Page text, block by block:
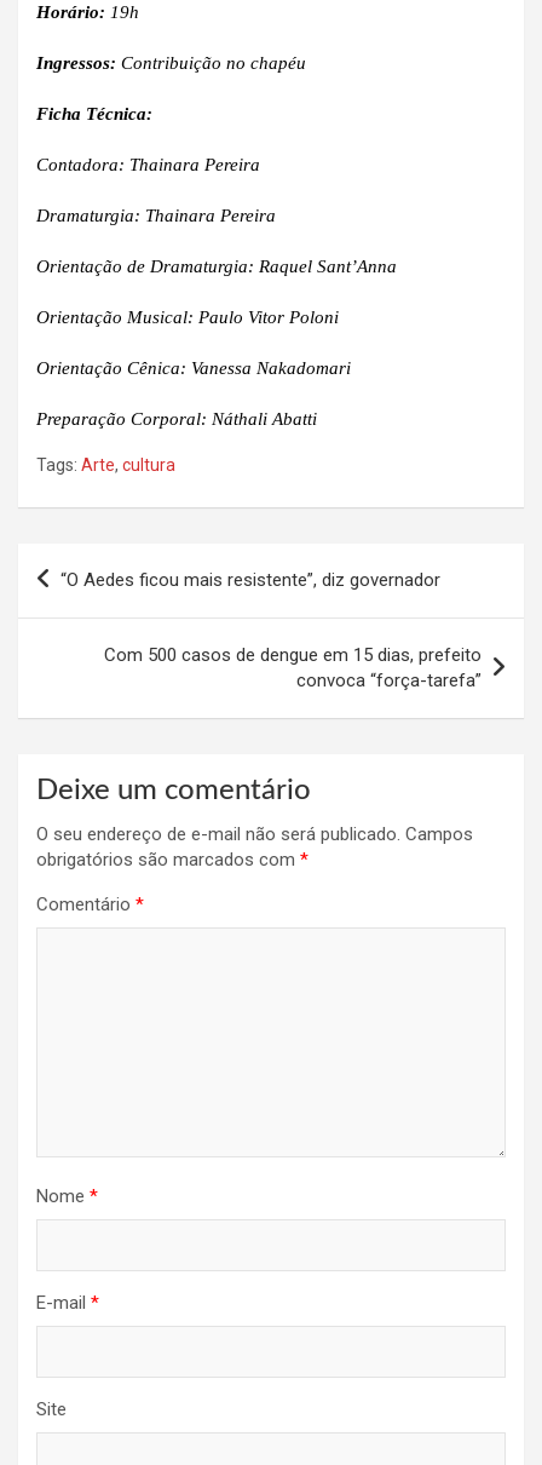
Horário: 19h
Ingressos: Contribuição no chapéu
Ficha Técnica:
Contadora: Thainara Pereira
Dramaturgia: Thainara Pereira
Orientação de Dramaturgia: Raquel Sant’Anna
Orientação Musical: Paulo Vitor Poloni
Orientação Cênica: Vanessa Nakadomari
Preparação Corporal: Náthali Abatti
Tags: Arte, cultura
“O Aedes ficou mais resistente”, diz governador
Com 500 casos de dengue em 15 dias, prefeito
convoca “força-tarefa”
Deixe um comentário
O seu endereço de e-mail não será publicado. Campos
obrigatórios são marcados com *
Comentário *
Nome *
E-mail *
Site